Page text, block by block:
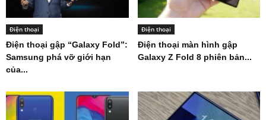
Điện thoại
Điện thoại gập “Galaxy Fold”:
Samsung phá vỡ giới hạn
của...
Điện thoại
Điện thoại màn hình gập
Galaxy Z Fold 8 phiên bản...